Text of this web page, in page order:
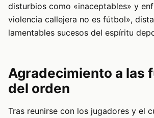
disturbios como «inaceptables» y
violencia callejera no es fútbol»,
lamentables sucesos del espíritu
Agradecimiento a las
del orden
Tras reunirse con los jugadores y el